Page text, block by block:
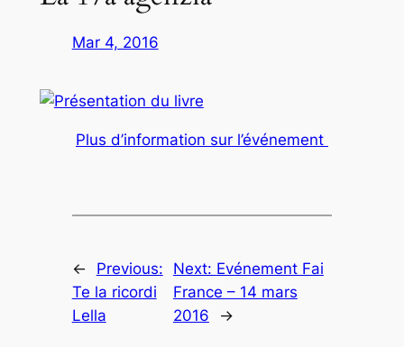
Mar 4, 2016
Plus d’information sur l’événement
←
Previous:
Te la ricordi
Lella
Next: Evénement Fai
France – 14 mars
2016
→